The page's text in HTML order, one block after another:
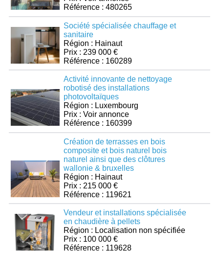
Référence : 480265
Société spécialisée chauffage et
sanitaire
Région : Hainaut
Prix : 239 000 €
Référence : 160289
Activité innovante de nettoyage
robotisé des installations
photovoltaïques
Région : Luxembourg
Prix : Voir annonce
Référence : 160399
Création de terrasses en bois
composite et bois naturel bois
naturel ainsi que des clôtures
wallonie & bruxelles
Région : Hainaut
Prix : 215 000 €
Référence : 119621
Vendeur et installations spécialisée
en chaudière à pellets
Région : Localisation non spécifiée
Prix : 100 000 €
Référence : 119628